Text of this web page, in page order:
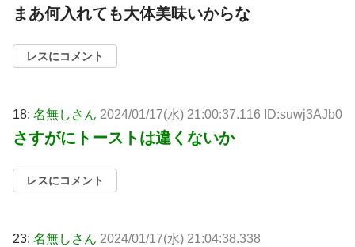
まあ何入れても大体美味いからな
レスにコメント
18: 名無しさん 2024/01/17(水) 21:00:37.116 ID:suwj3AJb0
さすがにトーストは違くないか
レスにコメント
23: 名無しさん 2024/01/17(水) 21:04:38.338